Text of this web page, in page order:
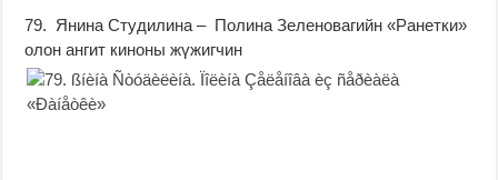
79. Янина Студилина – Полина Зеленовагийн «Ранетки»
олон ангит киноны жүжигчин